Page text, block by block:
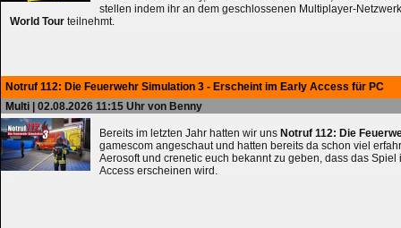
stellen indem ihr an dem geschlossenen Multiplayer-
World Tour teilnehmt.
Notruf 112: Die Feuerwehr Simulation 3 - Erscheint im Early Access für PC
Multi | 02.08.2026 11:15 Uhr von Benny
Bereits im letzten Jahr hatten wir uns Notruf 112: Die
gamescom angeschaut und hatten bereits da schon viel
Aerosoft und crenetic euch bekannt zu geben, dass das Spiel
Access erscheinen wird.